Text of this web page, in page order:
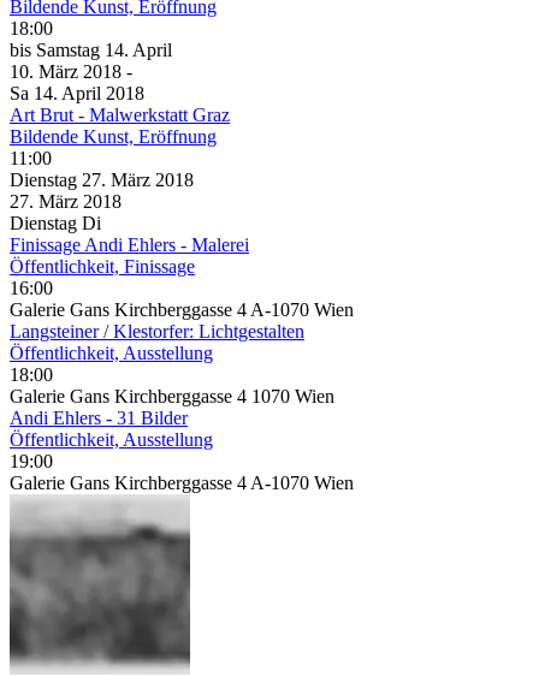
Bildende Kunst, Eröffnung
18:00
bis Samstag 14. April
10. März 2018 -
Sa 14. April 2018
Art Brut - Malwerkstatt Graz
Bildende Kunst, Eröffnung
11:00
Dienstag 27. März 2018
27. März 2018
Dienstag Di
Finissage Andi Ehlers - Malerei
Öffentlichkeit, Finissage
16:00
Galerie Gans Kirchberggasse 4 A-1070 Wien
Langsteiner / Klestorfer: Lichtgestalten
Öffentlichkeit, Ausstellung
18:00
Galerie Gans Kirchberggasse 4 1070 Wien
Andi Ehlers - 31 Bilder
Öffentlichkeit, Ausstellung
19:00
Galerie Gans Kirchberggasse 4 A-1070 Wien